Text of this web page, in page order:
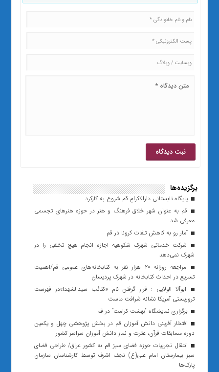
برگزیده‌ها
پایگاه تابستانی دارالاکرامِ قم شروع به کارکرد
قم به عنوان شهر خلاق فرهنگ و هنر در حوزه هنرهای تجسمی
معرفی شد
آمار رو به کاهش تلفات کرونا در قم
شرکت خدماتی شهرک شکوهیه اجازه انجام هیچ تخلفی را در
شهرک نمی‌دهد
مراجعه روزانه ۲۰ هزار نفر به کتابخانه‌های عمومی قم/اهمیت
تسریع در احداث کتابخانه در شهرک پردیسان
ابوآلا الولایی : قرار گرفتن نام «کتائب سیدالشهدا»در فهرست
تروریستی آمریکا نشانه شرافت ماست
برگزاری نمایشگاه “بهشت کرامت” در قم
افتخار آفرینی دانش آموزان قم در بخش پژوهشی چهل و یکمین
دوره مسابقات قرآن، عترت و نماز دانش آموزان سراسر کشور
انتقال تجربیات حوزه فضای سبز قم به کشور عراق/ طراحی فضای
سبز بیمارستان امام علی(ع) نجف اشرف توسط کارشناسان سازمان‌
پارک‌ها